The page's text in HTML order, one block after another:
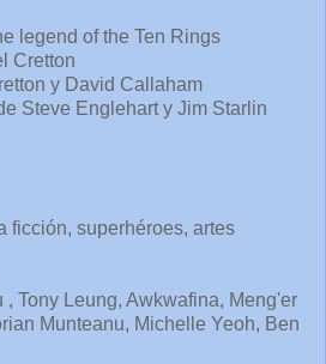
legend of the Ten Rings
Cretton
y David Callaham
Steve Englehart y Jim Starlin
ficción, superhéroes, artes
, Tony Leung, Awkwafina, Meng'er
Munteanu, Michelle Yeoh, Ben